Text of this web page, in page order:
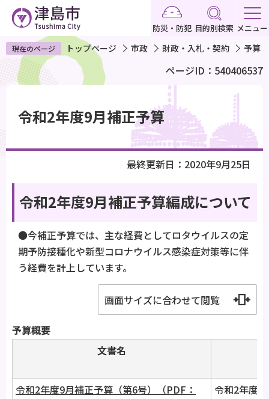
ペ
ー
ジ
で
す
防災・防犯 目的別検索 メニュー
現在のページ トップページ 市政 財政・入札・契約 予算
ページID：540406537
令和2年度9月補正予算
最終更新日：2020年9月25日
令和2年度9月補正予算編成について
●今補正予算では、主な経費としてロタウイルスの定
期予防接種化や新型コロナウイルス感染症対策等に伴
う経費を計上しています。
画面サイズに合わせて閲覧
予算概要
文書名
令和2年度9月補正予算（第6号）（PDF：
令和2年度9